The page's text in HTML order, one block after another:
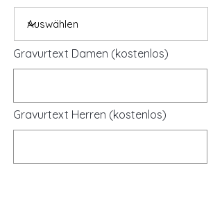
Gravurtext Damen (kostenlos)
Gravurtext Herren (kostenlos)